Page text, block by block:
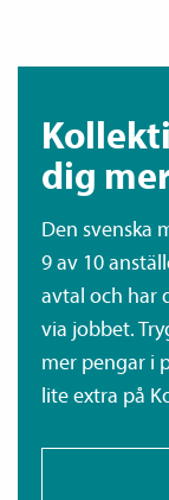
dig
Den svenska
9 av 10
avtal och har
via jobbet.
mer pengar i
lite extra på